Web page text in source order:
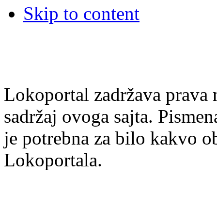
Skip to content
Lokoportal zadržava
sadržaj ovoga sajta.
je potrebna za bilo kakvo
Lokoportala.